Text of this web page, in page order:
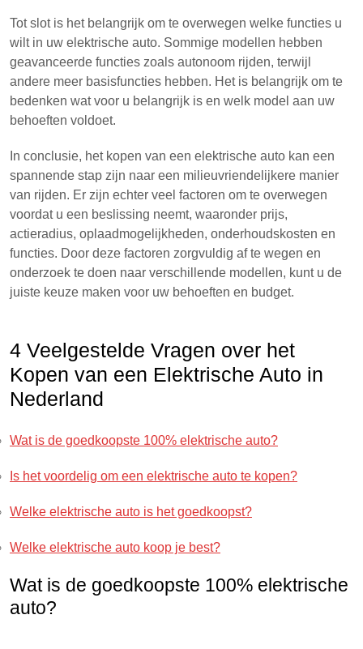
Tot slot is het belangrijk om te overwegen welke functies u
wilt in uw elektrische auto. Sommige modellen hebben
geavanceerde functies zoals autonoom rijden, terwijl
andere meer basisfuncties hebben. Het is belangrijk om te
bedenken wat voor u belangrijk is en welk model aan uw
behoeften voldoet.
In conclusie, het kopen van een elektrische auto kan een
spannende stap zijn naar een milieuvriendelijkere manier
van rijden. Er zijn echter veel factoren om te overwegen
voordat u een beslissing neemt, waaronder prijs,
actieradius, oplaadmogelijkheden, onderhoudskosten en
functies. Door deze factoren zorgvuldig af te wegen en
onderzoek te doen naar verschillende modellen, kunt u de
juiste keuze maken voor uw behoeften en budget.
4 Veelgestelde Vragen over het
Kopen van een Elektrische Auto in
Nederland
Wat is de goedkoopste 100% elektrische auto?
Is het voordelig om een elektrische auto te kopen?
Welke elektrische auto is het goedkoopst?
Welke elektrische auto koop je best?
Wat is de goedkoopste 100% elektrische
auto?